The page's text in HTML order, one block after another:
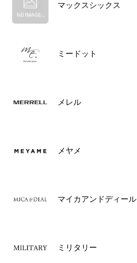
マックスシックス
ミードット
メレル
メヤメ
マイカアンドディール
ミリタリー